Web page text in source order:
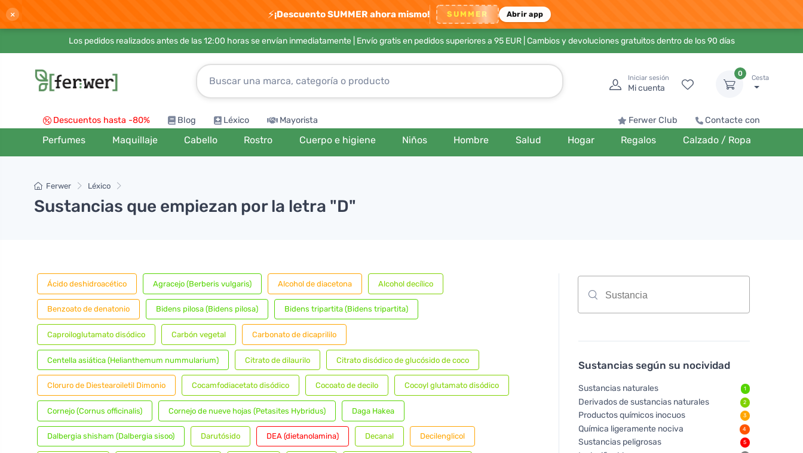
× ⚡¡Descuento SUMMER ahora mismo! SUMMER Abrir app
Los pedidos realizados antes de las 12:00 horas se envían inmediatamente | Envío gratis en pedidos superiores a 95 EUR| Cambios y devoluciones gratuitos dentro de los 90 días
Iniciar sesión
Mi cuenta
0
Cesta
Descuentos hasta -80% Blog Léxico Mayorista Ferwer Club Contacte con
Perfumes Maquillaje Cabello Rostro Cuerpo e higiene Niños Hombre Salud Hogar Regalos Calzado / Ropa
Ferwer Léxico
Sustancias que empiezan por la letra "D"
Ácido deshidroacético Agracejo (Berberis vulgaris) Alcohol de diacetona Alcohol decílico
Benzoato de denatonio Bidens pilosa (Bidens pilosa) Bidens tripartita (Bidens tripartita)
Caproiloglutamato disódico Carbón vegetal Carbonato de dicaprililo
Centella asiática (Helianthemum nummularium) Citrato de dilaurilo Citrato disódico de glucósido de coco
Cloruro de Diestearoiletil Dimonio Cocamfodiacetato disódico Cocoato de decilo Cocoyl glutamato disódico
Cornejo (Cornus officinalis) Cornejo de nueve hojas (Petasites Hybridus) Daga Hakea
Dalbergia shisham (Dalbergia sisoo) Darutósido DEA (dietanolamina) Decanal Decilenglicol
Sustancias según su nocividad
Sustancias naturales 1
Derivados de sustancias naturales 2
Productos químicos inocuos 3
Química ligeramente nociva 4
Sustancias peligrosas 5